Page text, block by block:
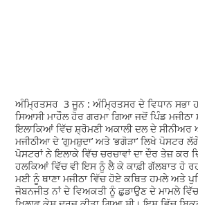
ਅੰਮ੍ਰਿਤਸਰ 3 ਜੂਨ : ਅੰਮ੍ਰਿਤਸਰ ਦੇ ਵਿਧਾਨ ਸਭਾ
ਸਿਆਸੀ ਮਾਹੌਲ ਹੋਰ ਗਰਮਾ ਗਿਆ ਜਦੋਂ ਪਿੰਡ
ਇਲਾਕਿਆਂ ਵਿੱਚ ਸ਼੍ਰੋਮਣੀ ਅਕਾਲੀ ਦਲ ਦੇ
ਮਜੀਠੀਆ ਦੇ ‘ਗੁਮਸ਼ੁਦਾ’ ਅਤੇ ‘ਭਗੋੜਾ’ ਲਿਖੇ
ਪੋਸਟਰਾਂ ਨੇ ਇਲਾਕੇ ਵਿੱਚ ਚਰਚਾਵਾਂ ਦਾ ਦੌਰ ਤੇਜ਼ ਕਰ
ਹਲਕਿਆਂ ਵਿੱਚ ਵੀ ਇਸ ਨੂੰ ਲੈ ਕੇ ਕਾਫ਼ੀ ਗੱਲਬਾਤ ਹੋ
ਮਈ ਨੂੰ ਥਾਣਾ ਮਜੀਠਾ ਵਿੱਚ ਹੋਏ ਕਥਿਤ ਹਮਲੇ ਅਤੇ
ਜੋਬਨਜੀਤ ਨਾਂ ਦੇ ਵਿਅਕਤੀ ਨੂੰ ਛੁਡਾਉਣ ਦੇ ਮਾਮਲੇ